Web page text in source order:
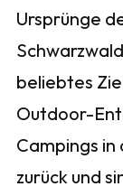
Ursprünge
beliebtes
Outdoor-
Campings
zurück und